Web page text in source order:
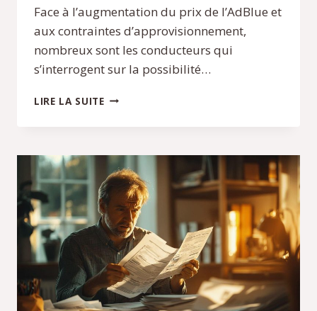
Face à l’augmentation du prix de l’AdBlue et
aux contraintes d’approvisionnement,
nombreux sont les conducteurs qui
s’interrogent sur la possibilité…
LIRE LA SUITEREMPLACER
L’EAU
DÉMINÉRALISÉE
:
CE
QU’IL
FAUT
SAVOIR